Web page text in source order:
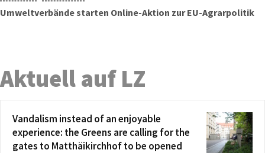
Umweltverbände starten Online-Aktion zur EU-Agrarpolitik
Aktuell auf LZ
Vandalism instead of an enjoyable
experience: the Greens are calling for the
gates to Matthäikirchhof to be opened